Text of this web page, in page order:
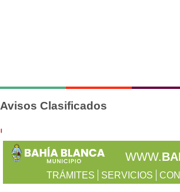
Avisos Clasificados
WWW.
TRÁMITES SERVICIOS